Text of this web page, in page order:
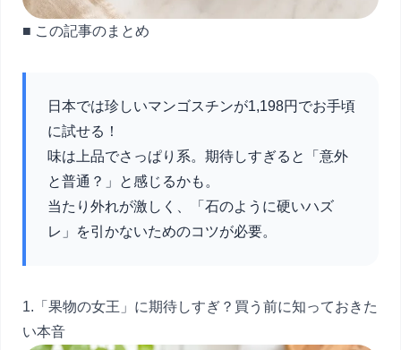
■ この記事のまとめ
日本では珍しいマンゴスチンが1,198円でお手頃
に試せる！
味は上品でさっぱり系。期待しすぎると「意外
と普通？」と感じるかも。
当たり外れが激しく、「石のように硬いハズ
レ」を引かないためのコツが必要。
1.「果物の女王」に期待しすぎ？買う前に知っておきた
い本音